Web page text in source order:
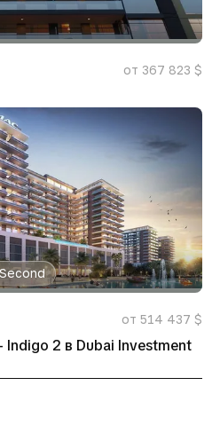
от 367 823 $
от 514 437 $
Indigo 2 в Dubai Investment